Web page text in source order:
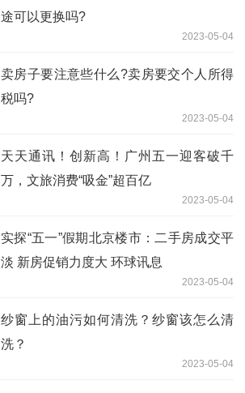
途可以更换吗?
2023-05-04
卖房子要注意些什么?卖房要交个人所得
税吗?
2023-05-04
天天通讯！创新高！广州五一迎客破千
万，文旅消费“吸金”超百亿
2023-05-04
实探“五一”假期北京楼市：二手房成交平
淡 新房促销力度大 环球讯息
2023-05-04
纱窗上的油污如何清洗？纱窗该怎么清
洗？
2023-05-04